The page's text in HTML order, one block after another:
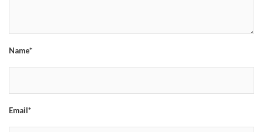
Name*
Email*